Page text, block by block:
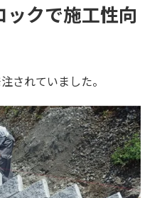
クで施工性向
されていました。